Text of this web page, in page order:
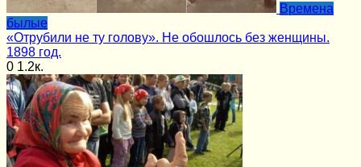
Времена
былые
«Отрубили не ту голову». Не обошлось без женщины.
1898 год.
0 1.2к.